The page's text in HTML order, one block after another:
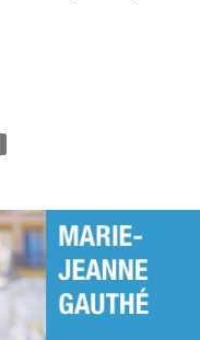
Michel Quesne (1986)